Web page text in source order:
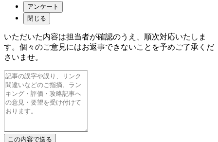
アンケート
閉じる
いただいた内容は担当者が確認のうえ、順次対応いたしま
す。個々のご意見にはお返事できないことを予めご了承くだ
さいませ。